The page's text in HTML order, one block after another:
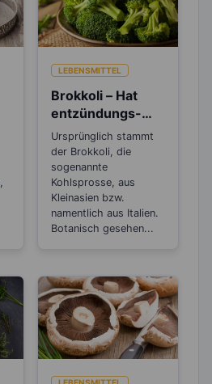
LEBENSMITTEL
Brokkoli – Hat
entzündungs-
und
krebshemmende
Wirkung
Ursprünglich stammt
der Brokkoli, die
sogenannte
Kohlsprosse, aus
Kleinasien bzw.
namentlich aus Italien.
Botanisch gesehen...